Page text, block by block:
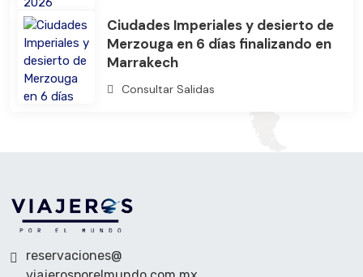
Ciudades Imperiales y desierto de
Merzouga en 6 días finalizando en
Marrakech
Consultar Salidas
reservaciones@